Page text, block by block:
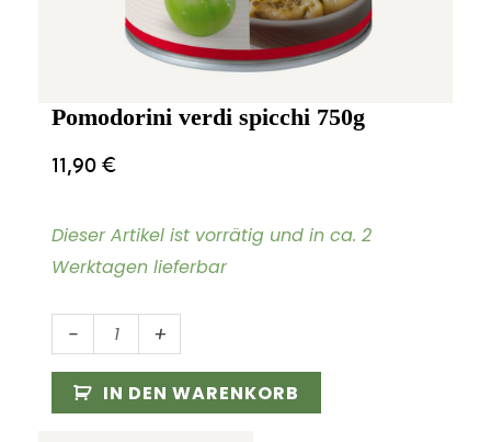
Pomodorini verdi spicchi 750g
11,90€
Dieser Artikel ist vorrätig und in ca. 2
Werktagen lieferbar
-
Pomodorini
verdi
spicchi
+
IN DEN WARENKORB